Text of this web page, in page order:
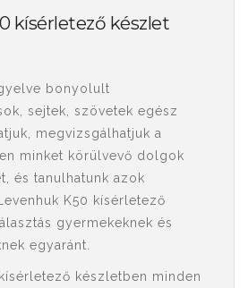
kísérletező készlet
bonyolult
sejtek, szövetek egész
megvizsgálhatjuk a
minket körülvevő dolgok
és tanulhatunk azok
K50 kísérletező
gyermekeknek és
egyaránt.
készletben minden